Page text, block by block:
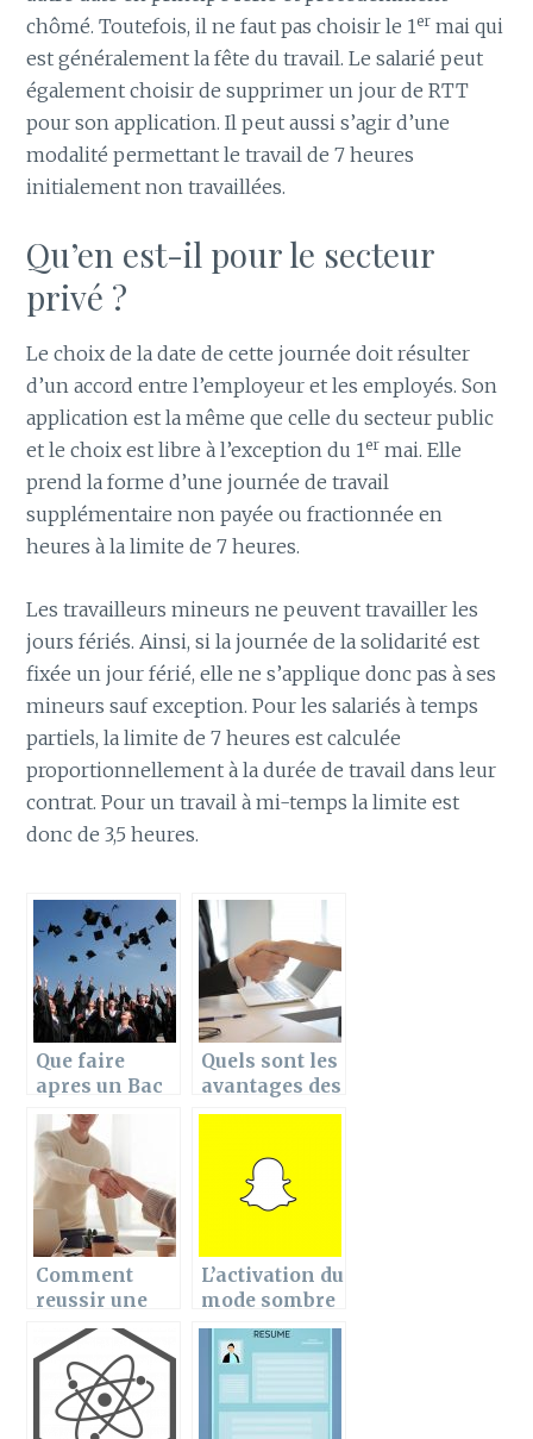
chômé. Toutefois, il ne faut pas choisir le 1 er mai qui
est généralement la fête du travail. Le salarié peut
également choisir de supprimer un jour de RTT
pour son application. Il peut aussi s’agir d’une
modalité permettant le travail de 7 heures
initialement non travaillées.
Qu’en est-il pour le secteur
privé ?
Le choix de la date de cette journée doit résulter
d’un accord entre l’employeur et les employés. Son
application est la même que celle du secteur public
et le choix est libre à l’exception du 1er mai. Elle
prend la forme d’une journée de travail
supplémentaire non payée ou fractionnée en
heures à la limite de 7 heures.
Les travailleurs mineurs ne peuvent travailler les
jours fériés. Ainsi, si la journée de la solidarité est
fixée un jour férié, elle ne s’applique donc pas à ses
mineurs sauf exception. Pour les salariés à temps
partiels, la limite de 7 heures est calculée
proportionnellement à la durée de travail dans leur
contrat. Pour un travail à mi-temps la limite est
donc de 3,5 heures.
Que faire
apres un Bac
STG-STMG ?
Liste des
filieres et des
Ecoles !
Quels sont les
avantages des
partenariats
constructeurs
automobiles
et assureurs ?
Comment
reussir une
prise de
contact
commerciale
en 6 etapes ?
L’activation du
mode sombre
sur Snapchat :
comment
proceder ?